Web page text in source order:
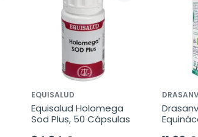
EQUISALUD
Equisalud Holomega
Sod Plus, 50 Cápsulas